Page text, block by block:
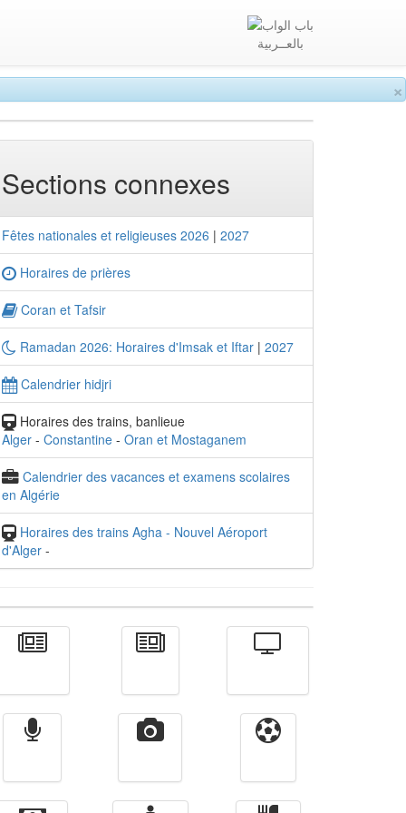
×
بالعــربية
Sections connexes
Fêtes nationales et religieuses 2026 | 2027
Horaires de prières
Coran et Tafsir
Ramadan 2026: Horaires d'Imsak et Iftar | 2027
Calendrier hidjri
Horaires des trains, banlieue
Alger - Constantine - Oran et Mostaganem
Calendrier des vacances et examens scolaires
en Algérie
Horaires des trains Agha - Nouvel Aéroport
d'Alger -